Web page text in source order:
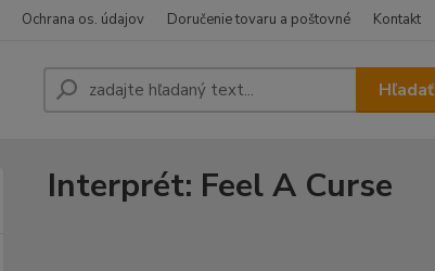
Ochrana os. údajov Doručenie tovaru a poštovné Kontakt
Hľadať
Interprét: Feel A Curse